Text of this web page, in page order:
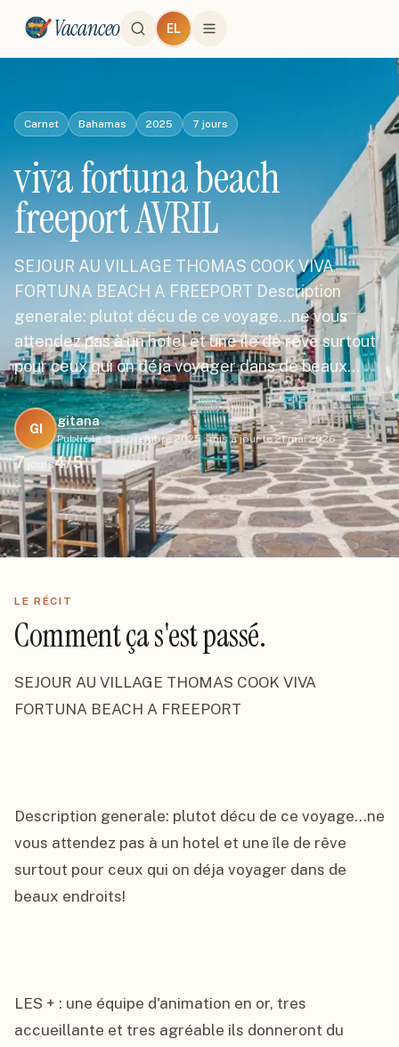
Vacanceo EL
Carnet Bahamas 2025 7 jours
viva fortuna beach
freeport AVRIL
SEJOUR AU VILLAGE THOMAS COOK VIVA
FORTUNA BEACH A FREEPORT Description
generale: plutot décu de ce voyage...ne vous
attendez pas à un hotel et une île de rêve surtout
pour ceux qui on déja voyager dans de beaux…
GI
gitana
Publié le 3 septembre 2025·mis à jour le 21 mai 2026
7 jours4/5
LE RÉCIT
Comment ça s'est passé.
SEJOUR AU VILLAGE THOMAS COOK VIVA
FORTUNA BEACH A FREEPORT
Description generale: plutot décu de ce voyage...ne
vous attendez pas à un hotel et une île de rêve
surtout pour ceux qui on déja voyager dans de
beaux endroits!
LES + : une équipe d'animation en or, tres
accueillante et tres agréable ils donneront du